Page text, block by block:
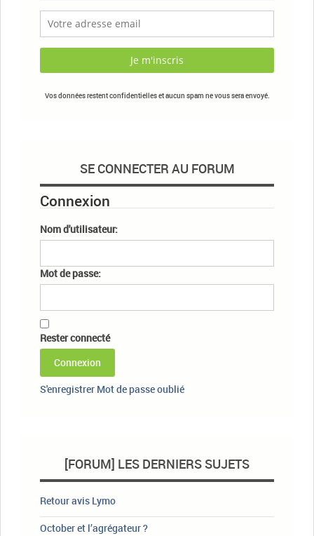
Vos données restent confidentielles et aucun spam ne vous sera envoyé.
SE CONNECTER AU FORUM
Connexion
Nom d'utilisateur:
Mot de passe:
Rester connecté
Connexion
S'enregistrer Mot de passe oublié
[FORUM] LES DERNIERS SUJETS
Retour avis Lymo
October et l’agrégateur ?